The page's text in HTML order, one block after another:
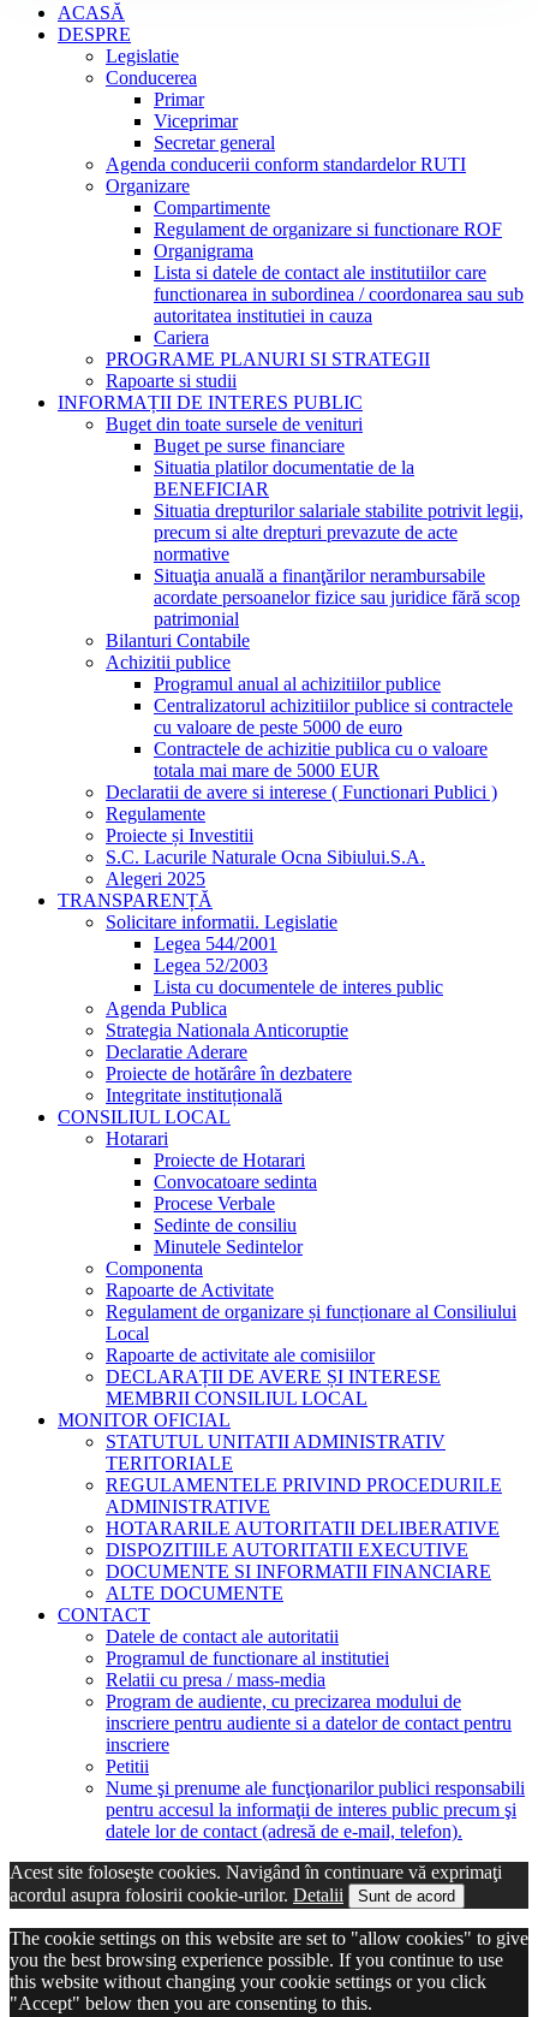
ACASĂ
DESPRE
Legislatie
Conducerea
Primar
Viceprimar
Secretar general
Agenda conducerii conform standardelor RUTI
Organizare
Compartimente
Regulament de organizare si functionare ROF
Organigrama
Lista si datele de contact ale institutiilor care
functionarea in subordinea / coordonarea sau sub
autoritatea institutiei in cauza
Cariera
PROGRAME PLANURI SI STRATEGII
Rapoarte si studii
INFORMAȚII DE INTERES PUBLIC
Buget din toate sursele de venituri
Buget pe surse financiare
Situatia platilor documentatie de la
BENEFICIAR
Situatia drepturilor salariale stabilite potrivit legii,
precum si alte drepturi prevazute de acte
normative
Situaţia anuală a finanţărilor nerambursabile
acordate persoanelor fizice sau juridice fără scop
patrimonial
Bilanturi Contabile
Achizitii publice
Programul anual al achizitiilor publice
Centralizatorul achizitiilor publice si contractele
cu valoare de peste 5000 de euro
Contractele de achizitie publica cu o valoare
totala mai mare de 5000 EUR
Declaratii de avere si interese ( Functionari Publici )
Regulamente
Proiecte și Investitii
S.C. Lacurile Naturale Ocna Sibiului.S.A.
Alegeri 2025
TRANSPARENȚĂ
Solicitare informatii. Legislatie
Legea 544/2001
Legea 52/2003
Lista cu documentele de interes public
Agenda Publica
Strategia Nationala Anticoruptie
Declaratie Aderare
Proiecte de hotărâre în dezbatere
Integritate instituțională
CONSILIUL LOCAL
Hotarari
Proiecte de Hotarari
Convocatoare sedinta
Procese Verbale
Sedinte de consiliu
Minutele Sedintelor
Componenta
Rapoarte de Activitate
Regulament de organizare și funcționare al Consiliului
Local
Rapoarte de activitate ale comisiilor
DECLARAȚII DE AVERE ȘI INTERESE
MEMBRII CONSILIUL LOCAL
MONITOR OFICIAL
STATUTUL UNITATII ADMINISTRATIV
TERITORIALE
REGULAMENTELE PRIVIND PROCEDURILE
ADMINISTRATIVE
HOTARARILE AUTORITATII DELIBERATIVE
DISPOZITIILE AUTORITATII EXECUTIVE
DOCUMENTE SI INFORMATII FINANCIARE
ALTE DOCUMENTE
CONTACT
Datele de contact ale autoritatii
Programul de functionare al institutiei
Relatii cu presa / mass-media
Program de audiente, cu precizarea modului de
inscriere pentru audiente si a datelor de contact pentru
inscriere
Petitii
Nume şi prenume ale funcţionarilor publici responsabili
pentru accesul la informaţii de interes public precum şi
datele lor de contact (adresă de e-mail, telefon).
Acest site foloseşte cookies. Navigând în continuare vă exprimaţi
acordul asupra folosirii cookie-urilor. Detalii Sunt de acord
The cookie settings on this website are set to "allow cookies" to give
you the best browsing experience possible. If you continue to use
this website without changing your cookie settings or you click
"Accept" below then you are consenting to this.